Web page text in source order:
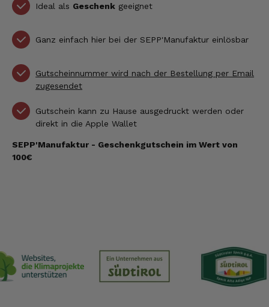
Ideal als Geschenk geeignet
Ganz einfach hier bei der SEPP'Manufaktur einlösbar
Gutscheinnummer wird nach der Bestellung per Email
zugesendet
Gutschein kann zu Hause ausgedruckt werden oder
direkt in die Apple Wallet
SEPP'Manufaktur - Geschenkgutschein im Wert von
100€